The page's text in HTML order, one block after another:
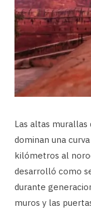
Las altas
dominan una
kilómetros al
desarrolló como
durante
muros y las